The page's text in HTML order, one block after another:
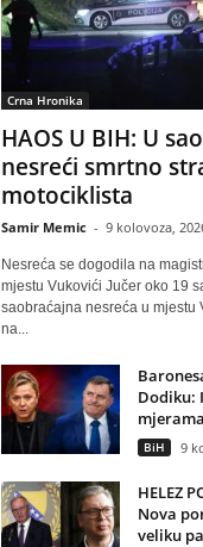
Crna Hronika
HAOS U BIH: U
nesreći smrtno
motociklista
Samir Memic - 9 kolovoza,
Nesreća se dogodila na
mjestu Vukovići Jučer oko 19
saobraćajna nesreća u mjestu
na...
Dodiku:
mjerama
BiH 9
HELEZ
Nova
veliku